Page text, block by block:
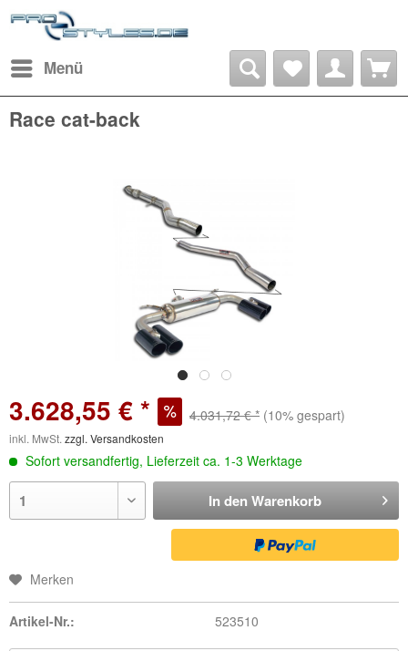
Menü
Race cat-back
3.628,55 € * 4.031,72 € * (10% gespart)
inkl. MwSt. zzgl. Versandkosten
Sofort versandfertig, Lieferzeit ca. 1-3 Werktage
In den Warenkorb
Merken
Artikel-Nr.: 523510